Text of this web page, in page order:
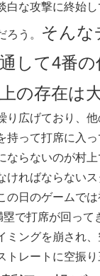
白な攻撃に終始
ろう。
そんな
して4番
の存在は大
り広げており、
持って打席に入
ならないのが村
ければならない
の日のゲームでは
で打席が回って
ミングを崩され
トレートに空振